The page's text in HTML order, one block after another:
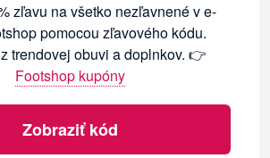
zľavu na všetko nezľavnené v e-
pomocou zľavového kódu.
trendovej obuvi a doplnkov. 👉
Footshop kupóny
Zobraziť kód